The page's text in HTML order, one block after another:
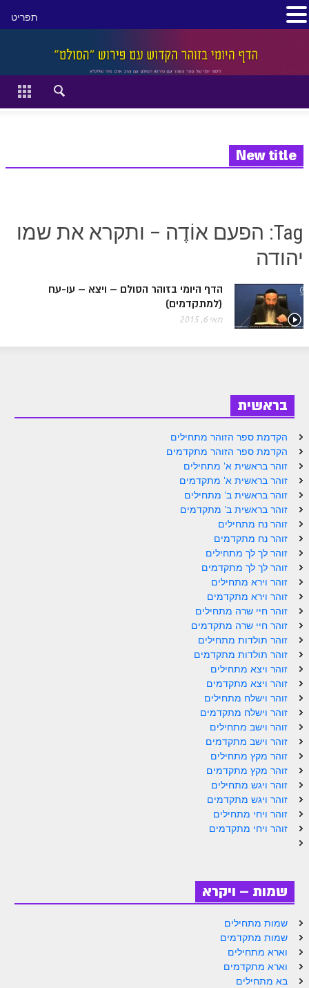
סגור
זוהר מתקדמים
הקדמת ספר הזוהר מתקדמים
ספר הזוהר בראשית
ספר הזוהר בראשית א' מתחילים
ספר הזוהר בראשית א' מתקדמים
ספר הזוהר נח מתקדמים
ספר הזוהר לך לך מתחילים
ספר הזוהר לך לך מתקדמים
ספר הזוהר וירא מתחילים
ספר הזוהר וירא מתקדמים
ספר הזוהר חיי שרה מתחילים
ספר הזוהר חיי שרה מתקדמים
ספר הזוהר תולדות מתחילים
ספר הזוהר תולדות מתקדמים
ספר הזוהר ויצא מתקדמים
ספר הזוהר וישלח מתחילים
הזוהר הקדוש וישלח מתקדמים
הזוהר הקדוש וישב מתחילים
הזוהר הקדוש וישב מתקדמים
הזוהר הקדוש מקץ מתחילים
הזוהר הקדוש מקץ מתקדמים
הזוהר הקדוש ויחי מתחילים
הזוהר הקדוש ויחי מתקדמים
ספר הזוהר – שמות
הזוהר הקדוש שמות מתחילים
New title
Tag: הפעם אוֹדֶה – ותקרא את שמו
יהודה
הדף היומי בזוהר הסולם – ויצא – עו-עח
(למתקדמים)
מאי 6, 2015
בראשית
הקדמת ספר הזוהר מתחילים
הקדמת ספר הזוהר מתקדמים
זוהר בראשית א' מתחילים
זוהר בראשית א' מתקדמים
זוהר בראשית ב' מתחילים
זוהר בראשית ב' מתקדמים
זוהר נח מתחילים
זוהר נח מתקדמים
זוהר לך לך מתחילים
זוהר לך לך מתקדמים
זוהר וירא מתחילים
זוהר וירא מתקדמים
זוהר חיי שרה מתחילים
זוהר חיי שרה מתקדמים
זוהר תולדות מתחילים
זוהר תולדות מתקדמים
זוהר ויצא מתחילים
זוהר ויצא מתקדמים
זוהר וישלח מתחילים
זוהר וישלח מתקדמים
זוהר וישב מתחילים
זוהר וישב מתקדמים
זוהר מקץ מתחילים
זוהר מקץ מתקדמים
זוהר ויגש מתחילים
זוהר ויגש מתקדמים
זוהר ויחי מתחילים
זוהר ויחי מתקדמים
שמות – ויקרא
שמות מתחילים
שמות מתקדמים
וארא מתחילים
וארא מתקדמים
בא מתחילים
תפריט